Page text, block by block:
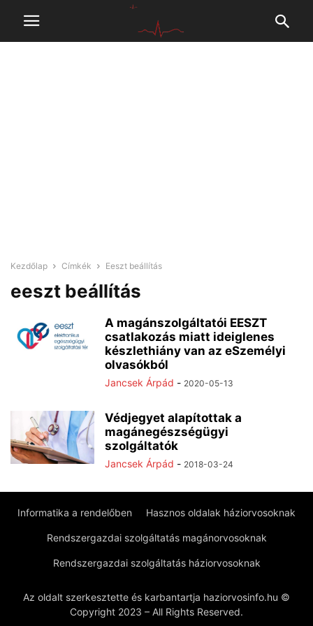
Kezdőlap Címkék Eeszt beállítás
eeszt beállítás
A magánszolgáltatói EESZT
csatlakozás miatt ideiglenes
készlethiány van az eSzemélyi
olvasókból
Jancsek Árpád - 2020-05-13
Védjegyet alapítottak a
magánegészségügyi
szolgáltatók
Jancsek Árpád - 2018-03-24
Informatika a rendelőben Hasznos oldalak háziorvosoknak
Rendszergazdai szolgáltatás magánorvosoknak
Rendszergazdai szolgáltatás háziorvosoknak
Az oldalt szerkesztette és karbantartja haziorvosinfo.hu ©
Copyright 2023 – All Rights Reserved.